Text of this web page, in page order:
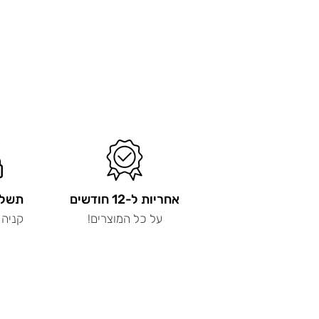
אחריות ל-12 חודשים
על כל המוצרים!